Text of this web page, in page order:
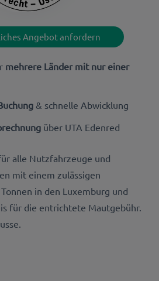
Angebot anfordern
mehrere Länder mit nur einer
& schnelle Abwicklung
über UTA Edenred
alle Nutzfahrzeuge und
mit einem zulässigen
in den Luxemburg und
für die entrichtete Mautgebühr.